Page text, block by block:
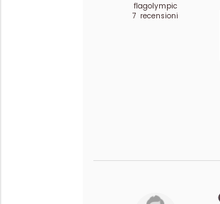
flagolympic
7 recensioni